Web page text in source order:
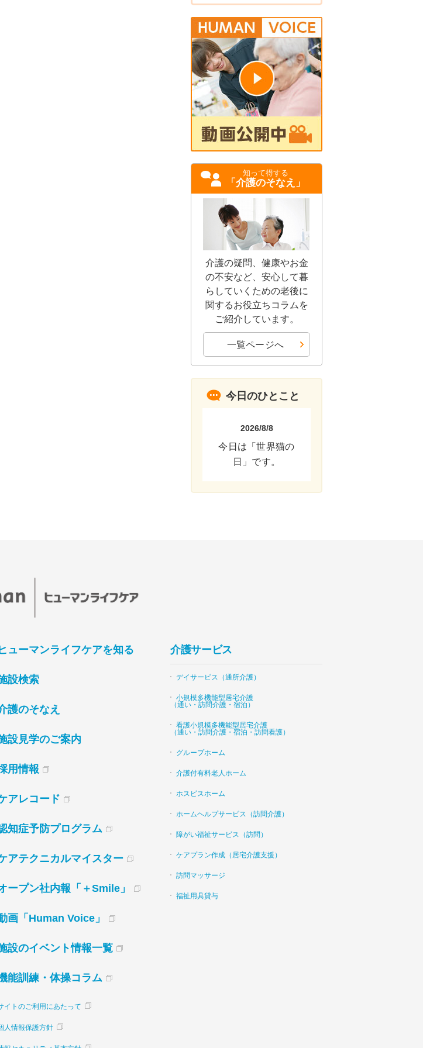
知って得する
「介護のそなえ」
介護の疑問、健康やお金
の不安など、安心して暮
らしていくための老後に
関するお役立ちコラムを
ご紹介しています。
一覧ページへ
今日のひとこと
2026/8/8
今日は「世界猫の
日」です。
ューマンライフケアを知る
設検索
護のそなえ
設見学のご案内
用情報
アレコード
知症予防プログラム
アテクニカルマイスター
ープン社内報「＋Smile」
画「Human Voice」
設のイベント情報一覧
能訓練・体操コラム
イトのご利用にあたって
人情報保護方針
介護サービス
デイサービス（通所介護）
小規模多機能型居宅介護
（通い・訪問介護・宿泊）
看護小規模多機能型居宅介護
（通い・訪問介護・宿泊・訪問看護）
グループホーム
介護付有料老人ホーム
ホスピスホーム
ホームヘルプサービス（訪問介護）
障がい福祉サービス（訪問）
ケアプラン作成（居宅介護支援）
訪問マッサージ
福祉用具貸与